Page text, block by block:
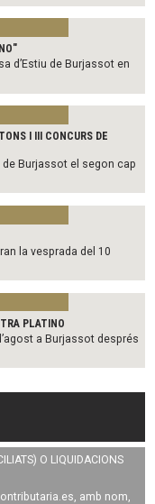
d’Estiu de Burjassot en
I III CONCURS DE
de Burjassot el segon cap
la vesprada del 10
PLATINO
a Burjassot després
O LIQUIDACIONS
, amb nom,